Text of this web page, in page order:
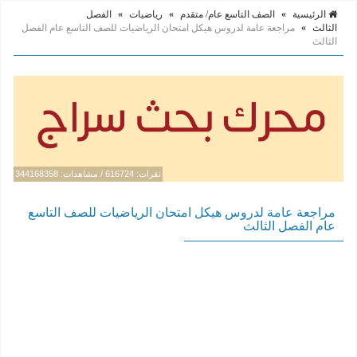
الرئيسية » الصف التاسع عام/ متقدم » رياضيات »
الفصل
الثالث » مراجعة عامة لدروس هيكل امتحان الرياضيات للصف التاسع عام الفصل
الثالث
نقرات: 616724 / مشاهدات: 344168358
مراجعة عامة لدروس هيكل امتحان الرياضيات للصف التاسع
عام الفصل الثالث